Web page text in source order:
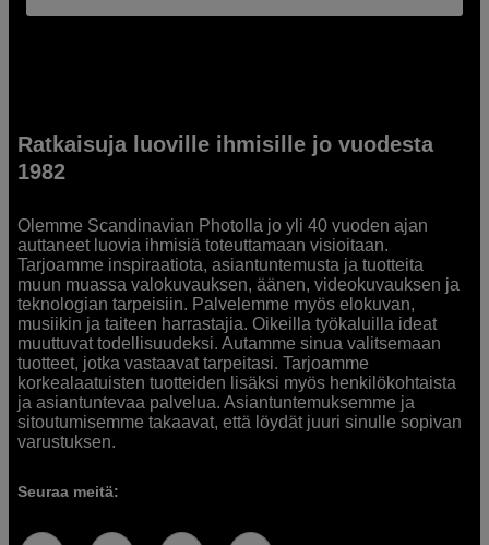
Ratkaisuja luoville ihmisille jo vuodesta
1982
Olemme Scandinavian Photolla jo yli 40 vuoden ajan
auttaneet luovia ihmisiä toteuttamaan visioitaan.
Tarjoamme inspiraatiota, asiantuntemusta ja tuotteita
muun muassa valokuvauksen, äänen, videokuvauksen ja
teknologian tarpeisiin. Palvelemme myös elokuvan,
musiikin ja taiteen harrastajia. Oikeilla työkaluilla ideat
muuttuvat todellisuudeksi. Autamme sinua valitsemaan
tuotteet, jotka vastaavat tarpeitasi. Tarjoamme
korkealaatuisten tuotteiden lisäksi myös henkilökohtaista
ja asiantuntevaa palvelua. Asiantuntemuksemme ja
sitoutumisemme takaavat, että löydät juuri sinulle sopivan
varustuksen.
Seuraa meitä: